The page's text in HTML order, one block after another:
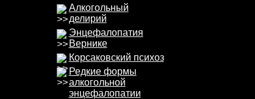
Алкогольный
делирий
Энцефалопатия
Вернике
Корсаковский психоз
Редкие формы
алкогольной
энцефалопатии